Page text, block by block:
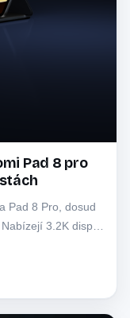
Pad 8 pro
Pad 8 Pro, dosud
3.2K displej